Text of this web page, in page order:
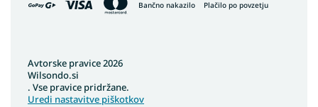
Bančno nakazilo Plačilo po povzetju
Avtorske pravice 2026
Wilsondo.si
. Vse pravice pridržane.
Uredi nastavitve piškotkov